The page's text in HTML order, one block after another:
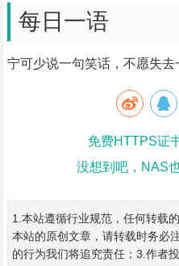
每日一语
宁可少说一句笑话，不愿失
免费HTTPS证
没想到吧，NAS
1.本站遵循行业规范，任何转载
本站的原创文章，请转载时务必
的行为我们将追究责任；3.作者